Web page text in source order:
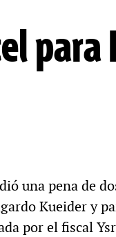
para
una pena de
Kueider y
por el fiscal